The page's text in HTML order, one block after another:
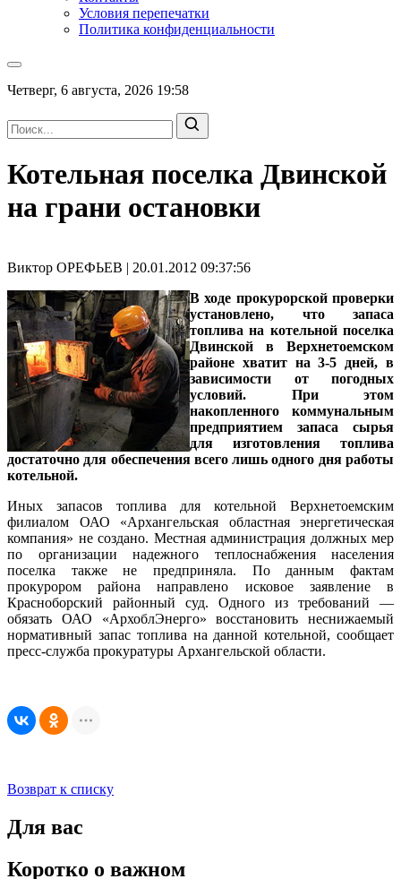
Условия перепечатки
Политика конфиденциальности
Четверг, 6 августа, 2026 19:58
Котельная поселка Двинской
на грани остановки
Виктор ОРЕФЬЕВ | 20.01.2012 09:37:56
В ходе прокурорской проверки
установлено, что запаса
топлива на котельной поселка
Двинской в Верхнетоемском
районе хватит на 3-5 дней, в
зависимости от погодных
условий. При этом
накопленного коммунальным
предприятием запаса сырья
для изготовления топлива
достаточно для обеспечения всего лишь одного дня работы
котельной.
Иных запасов топлива для котельной Верхнетоемским
филиалом ОАО «Архангельская областная энергетическая
компания» не создано. Местная администрация должных мер
по организации надежного теплоснабжения населения
поселка также не предприняла. По данным фактам
прокурором района направлено исковое заявление в
Красноборский районный суд. Одного из требований —
обязать ОАО «АрхоблЭнерго» восстановить неснижаемый
нормативный запас топлива на данной котельной, сообщает
пресс-служба прокуратуры Архангельской области.
Возврат к списку
Для вас
Коротко о важном